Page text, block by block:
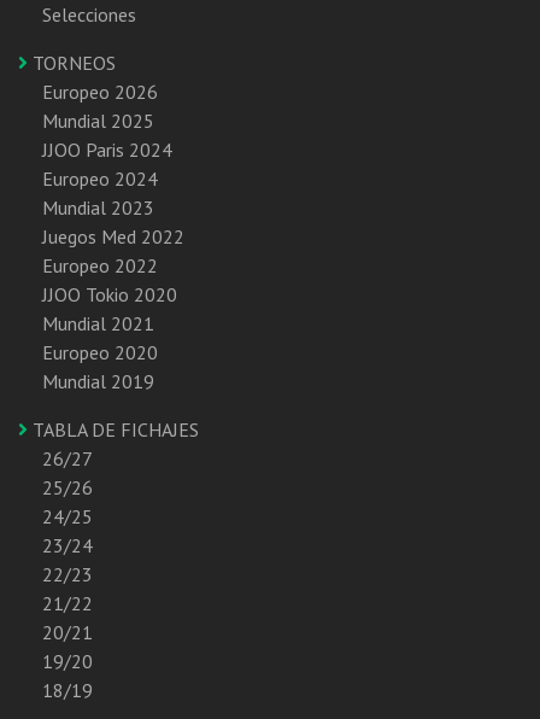
Selecciones
TORNEOS
Europeo 2026
Mundial 2025
JJOO Paris 2024
Europeo 2024
Mundial 2023
Juegos Med 2022
Europeo 2022
JJOO Tokio 2020
Mundial 2021
Europeo 2020
Mundial 2019
TABLA DE FICHAJES
26/27
25/26
24/25
23/24
22/23
21/22
20/21
19/20
18/19